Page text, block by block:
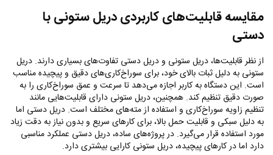
مقایسه قابلیت‌های کاربردی دریل ستونی با
دستی
از نظر قابلیت‌ها، دریل ستونی و دریل دستی تفاوت‌های بسیاری دارند. دریل
ستونی به دلیل ثبات بالای خود، برای سوراخ‌کاری‌های دقیق و پیچیده مناسب
است. این دستگاه به کاربر اجازه می‌دهد تا سرعت و عمق سوراخ‌کاری را به
صورت دقیق تنظیم کند. همچنین، دریل ستونی دارای قابلیت‌هایی مانند
تنظیم زاویه سوراخ‌کاری و استفاده از مته‌های مختلف است. دریل دستی اما
به دلیل سبکی و قابلیت حمل بالا، برای کارهای سریع و بدون نیاز به دقت زیاد
مورد استفاده قرار می‌گیرد. در پروژه‌های ساده، دریل دستی عملکرد مناسبی
دارد اما در کارهای پیچیده، دریل ستونی کارایی بیشتری دارد.